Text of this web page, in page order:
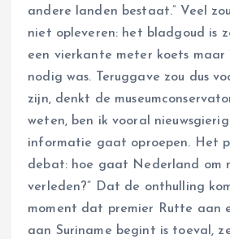
andere landen bestaat.” Veel
niet opleveren: het bladgoud is
een vierkante meter koets maar
nodig was. Teruggave zou dus
zijn, denkt de
weten, ben ik vooral
informatie gaat oproepen. Het
debat: hoe gaat Nederland om
verleden?” Dat de onthulling
moment dat premier Rutte aan
aan Suriname begint is toeval,